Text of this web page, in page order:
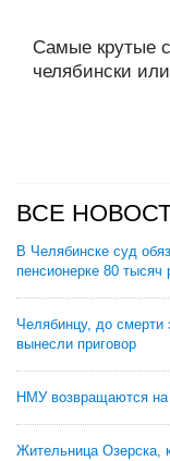
Самые крутые
челябински
ВСЕ
В Челябинске суд
пенсионерке 80 тысяч
Челябинцу, до смерти
вынесли приговор
НМУ возвращаются
Жительница Озерска,